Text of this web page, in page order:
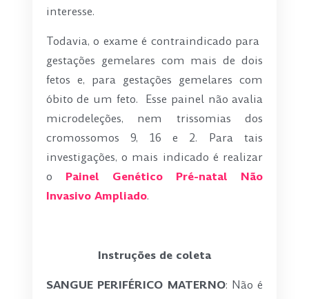
interesse.
Todavia, o exame é contraindicado para
gestações gemelares com mais de dois
fetos e, para gestações gemelares com
óbito de um feto. Esse painel não avalia
microdeleções, nem trissomias dos
cromossomos 9, 16 e 2. Para tais
investigações, o mais indicado é realizar
o
Painel Genético Pré-natal Não
Invasivo Ampliado.
Instruções de coleta
SANGUE PERIFÉRICO MATERNO: Não é